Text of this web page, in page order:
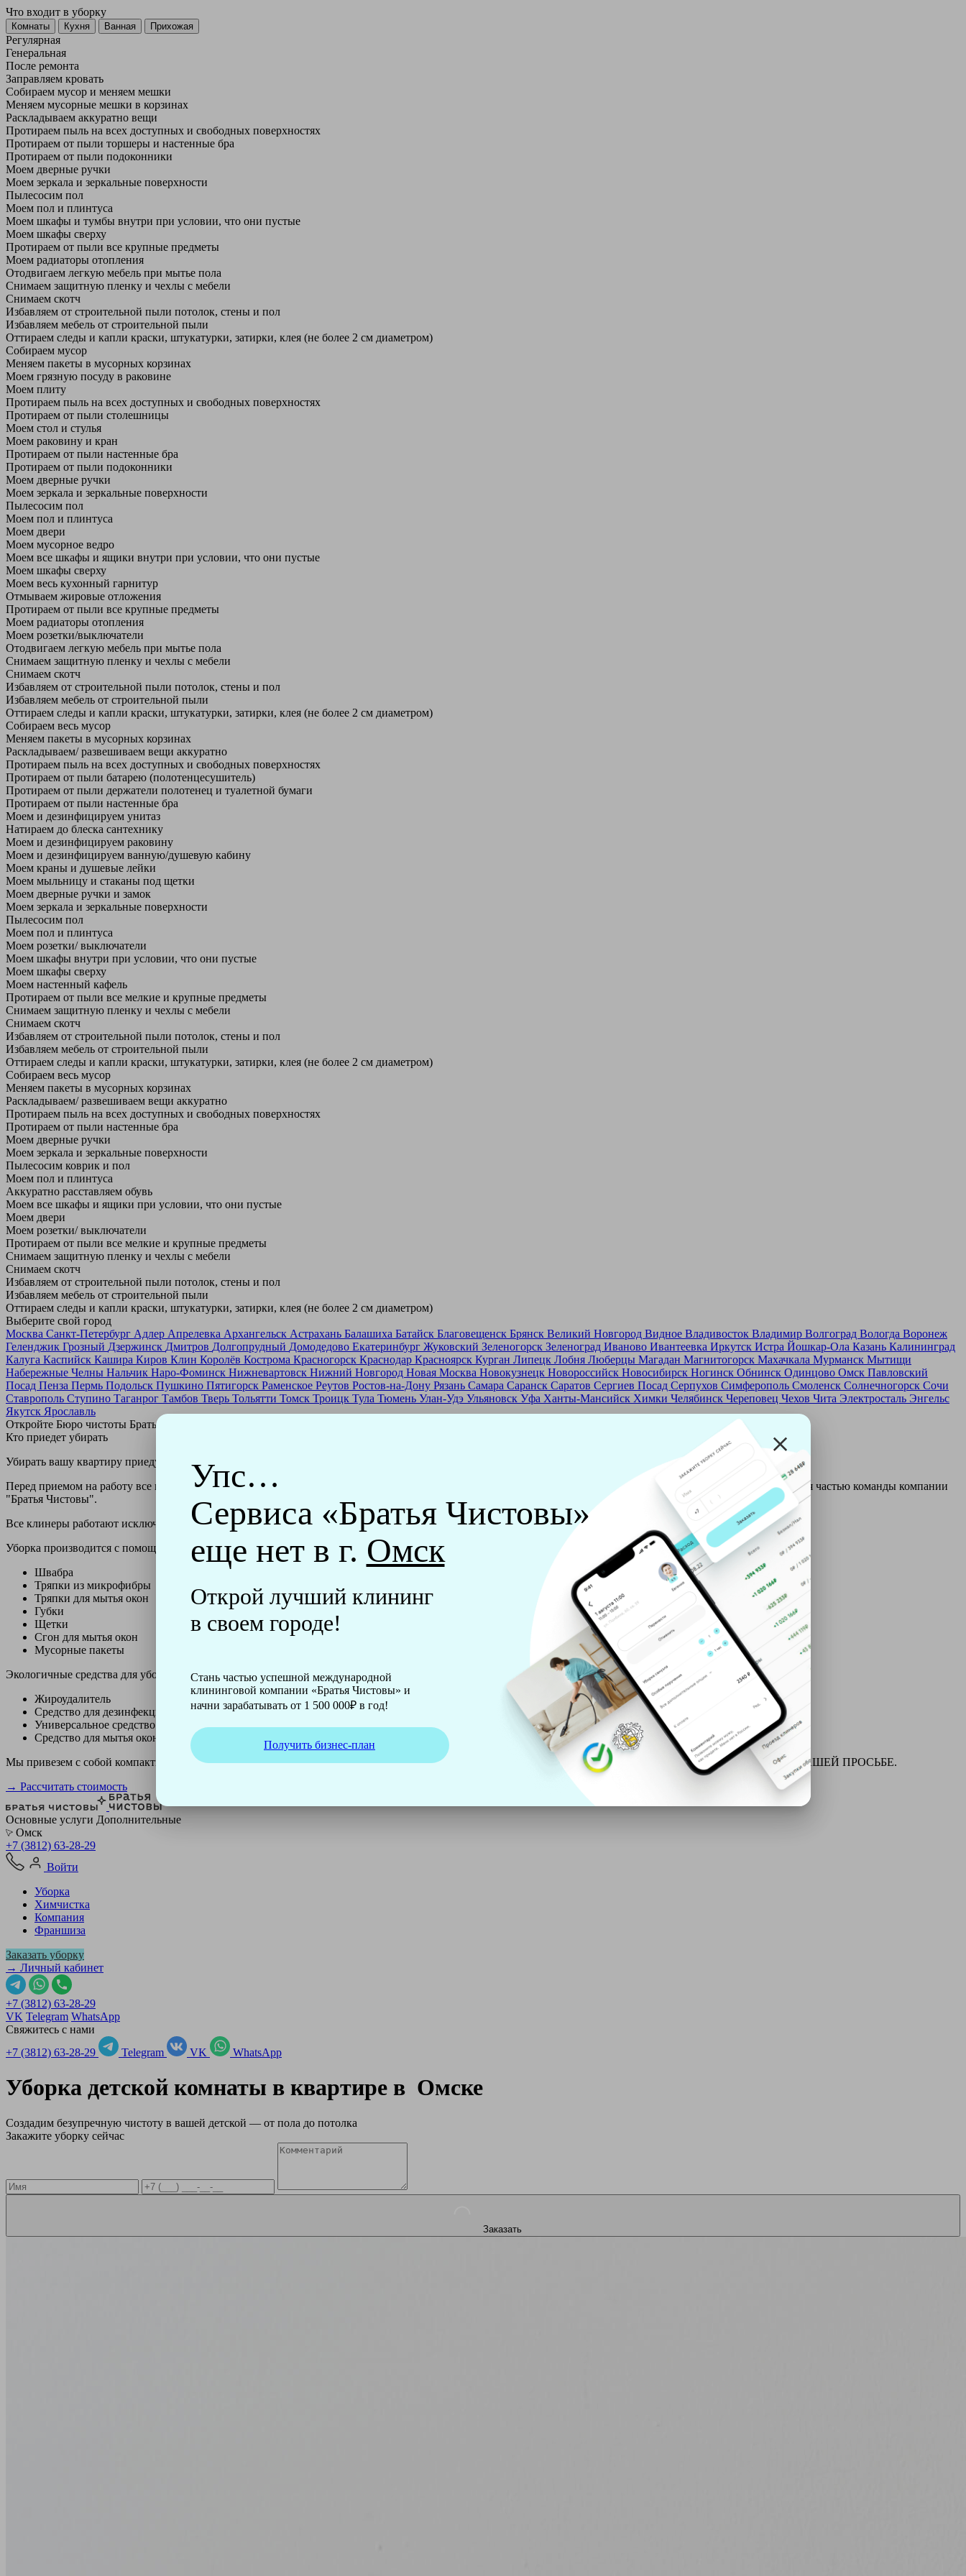
Упс…
Сервиса «Братья Чистовы»
еще нет в г. Омск
Открой лучший клининг
в своем городе!
Стань частью успешной международной
клининговой компании «Братья Чистовы» и
начни зарабатывать от 1 500 000₽ в год!
Получить бизнес-план
Что входит в уборку
Регу­лярная
Гене­ральная
После ремонта
Заправляем кровать
Собираем мусор и меняем мешки
Меняем мусорные мешки в корзинах
Раскладываем аккуратно вещи
Протираем пыль на всех доступных и свободных поверхностях
Протираем от пыли торшеры и настенные бра
Протираем от пыли подоконники
Моем дверные ручки
Моем зеркала и зеркальные поверхности
Пылесосим пол
Моем пол и плинтуса
Моем шкафы и тумбы внутри при условии, что они пустые
Моем шкафы сверху
Протираем от пыли все крупные предметы
Моем радиаторы отопления
Отодвигаем легкую мебель при мытье пола
Снимаем защитную пленку и чехлы с мебели
Снимаем скотч
Избавляем от строительной пыли потолок, стены и пол
Избавляем мебель от строительной пыли
Оттираем следы и капли краски, штукатурки, затирки, клея (не более 2 см диаметром)
Собираем мусор
Меняем пакеты в мусорных корзинах
Моем грязную посуду в раковине
Моем плиту
Протираем пыль на всех доступных и свободных поверхностях
Протираем от пыли столешницы
Моем стол и стулья
Моем раковину и кран
Протираем от пыли настенные бра
Протираем от пыли подоконники
Моем дверные ручки
Моем зеркала и зеркальные поверхности
Пылесосим пол
Моем пол и плинтуса
Моем двери
Моем мусорное ведро
Моем все шкафы и ящики внутри при условии, что они пустые
Моем шкафы сверху
Моем весь кухонный гарнитур
Отмываем жировые отложения
Протираем от пыли все крупные предметы
Моем радиаторы отопления
Моем розетки/выключатели
Отодвигаем легкую мебель при мытье пола
Снимаем защитную пленку и чехлы с мебели
Снимаем скотч
Избавляем от строительной пыли потолок, стены и пол
Избавляем мебель от строительной пыли
Оттираем следы и капли краски, штукатурки, затирки, клея (не более 2 см диаметром)
Собираем весь мусор
Меняем пакеты в мусорных корзинах
Раскладываем/ развешиваем вещи аккуратно
Протираем пыль на всех доступных и свободных поверхностях
Протираем от пыли батарею (полотенцесушитель)
Протираем от пыли держатели полотенец и туалетной бумаги
Протираем от пыли настенные бра
Моем и дезинфицируем унитаз
Натираем до блеска сантехнику
Моем и дезинфицируем раковину
Моем и дезинфицируем ванную/душевую кабину
Моем краны и душевые лейки
Моем мыльницу и стаканы под щетки
Моем дверные ручки и замок
Моем зеркала и зеркальные поверхности
Пылесосим пол
Моем пол и плинтуса
Моем розетки/ выключатели
Моем шкафы внутри при условии, что они пустые
Моем шкафы сверху
Моем настенный кафель
Протираем от пыли все мелкие и крупные предметы
Снимаем защитную пленку и чехлы с мебели
Снимаем скотч
Избавляем от строительной пыли потолок, стены и пол
Избавляем мебель от строительной пыли
Оттираем следы и капли краски, штукатурки, затирки, клея (не более 2 см диаметром)
Собираем весь мусор
Меняем пакеты в мусорных корзинах
Раскладываем/ развешиваем вещи аккуратно
Протираем пыль на всех доступных и свободных поверхностях
Протираем от пыли настенные бра
Моем дверные ручки
Моем зеркала и зеркальные поверхности
Пылесосим коврик и пол
Моем пол и плинтуса
Аккуратно расставляем обувь
Моем все шкафы и ящики при условии, что они пустые
Моем двери
Моем розетки/ выключатели
Протираем от пыли все мелкие и крупные предметы
Снимаем защитную пленку и чехлы с мебели
Снимаем скотч
Избавляем от строительной пыли потолок, стены и пол
Избавляем мебель от строительной пыли
Оттираем следы и капли краски, штукатурки, затирки, клея (не более 2 см диаметром)
Выберите свой город
Москва Санкт-Петербург Адлер Апрелевка Архангельск Астрахань Балашиха Батайск Благовещенск Брянск Великий Новгород Видное Владивосток Владимир Волгоград Вологда Воронеж
Геленджик Грозный Дзержинск Дмитров Долгопрудный Домодедово Екатеринбург Жуковский Зеленогорск Зеленоград Иваново Ивантеевка Иркутск Истра Йошкар-Ола Казань Калининград
Калуга Каспийск Кашира Киров Клин Королёв Кострома Красногорск Краснодар Красноярск Курган Липецк Лобня Люберцы Магадан Магнитогорск Махачкала Мурманск Мытищи
Набережные Челны Нальчик Наро-Фоминск Нижневартовск Нижний Новгород Новая Москва Новокузнецк Новороссийск Новосибирск Ногинск Обнинск Одинцово Омск Павловский
Посад Пенза Пермь Подольск Пушкино Пятигорск Раменское Реутов Ростов-на-Дону Рязань Самара Саранск Саратов Сергиев Посад Серпухов Симферополь Смоленск Солнечногорск Сочи
Ставрополь Ступино Таганрог Тамбов Тверь Тольятти Томск Троицк Тула Тюмень Улан-Удэ Ульяновск Уфа Ханты-Мансийск Химки Челябинск Череповец Чехов Чита Электросталь Энгельс
Якутск Ярославль
Откройте Бюро чистоты Братьев Чистовых в своем городе по
Кто приедет убирать
Убирать вашу квартиру приедут профессионально обученные клинеры - русские девушки, в возрасте от 24 до 40 лет.
Перед приемом на работу все клинеры проходят аттестацию в нашем обучающем центре, а также проверку в службе безопасности и только после этого становятся частью команды компании
"Братья Чистовы".
Все клинеры работают исключительно в форме с логотипом компании "Братья Чистовы".
Уборка производится с помощью профессиональных технических и химический средств, которые наши клинеры привозят с собой:
Швабра
Тряпки из микрофибры
Тряпки для мытья окон
Губки
Щетки
Сгон для мытья окон
Мусорные пакеты
Экологичные средства для уборки немецкой марки Kiehl:
Жироудалитель
Средство для дезинфекции
Универсальное средство
Средство для мытья окон
Мы привезем с собой компактный профессиональный пылесос фирмы Soteco, а также утюг, ведро, парогенератор, аппарат для химчистки и многое другое ПО ВАШЕЙ ПРОСЬБЕ.
→ Рассчитать стоимость
Основные услуги Дополнительные
Омск
+7 (3812) 63-28-29
Войти
Уборка
Химчистка
Компания
Франшиза
Заказать уборку
→ Личный кабинет
+7 (3812) 63-28-29
VK Telegram WhatsApp
Свяжитесь с нами
+7 (3812) 63-28-29
Telegram VK WhatsApp
Уборка детской комнаты в квартире в Омске
Создадим безупречную чистоту в вашей детской — от пола до потолка
Закажите уборку сейчас
Заказать